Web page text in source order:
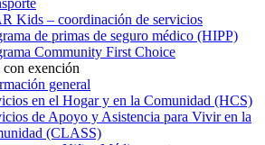
Kids – coordinación de servicios
de primas de seguro médico (HIPP)
Community First Choice
con exención
general
en el Hogar y en la Comunidad (HCS)
de Apoyo y Asistencia para Vivir en la
(CLASS)